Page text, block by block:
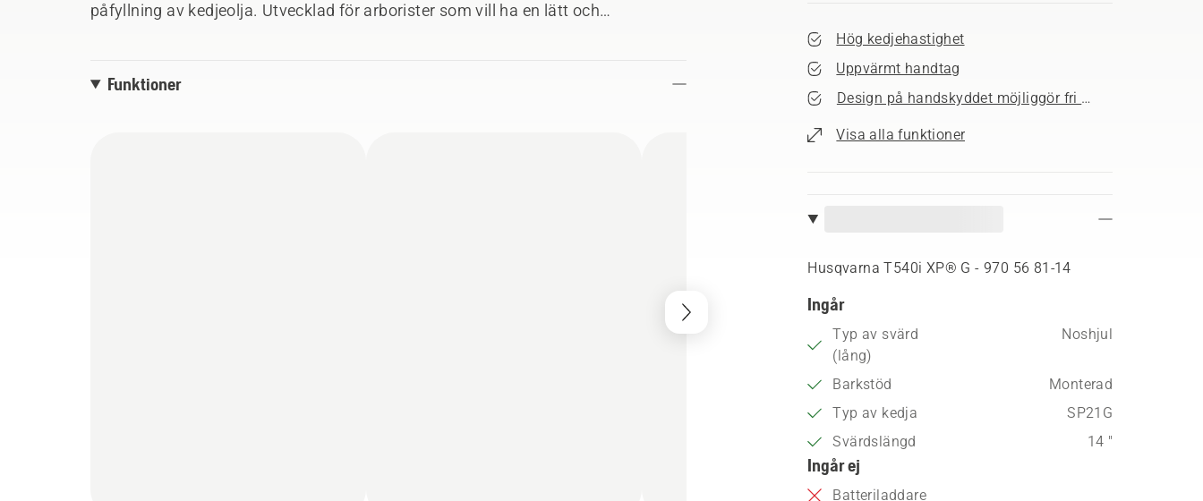
Hög kedjehastighet
Uppvärmt handtag
Design på handskyddet möjliggör fri sikt
Visa alla funktioner
Husqvarna T540i XP® G - 970 56 81‑14
Ingår
Typ av svärd
(lång)
Noshjul
Barkstöd
Monterad
Typ av kedja
SP21G
Svärdslängd
14 "
Ingår ej
Batteriladdare
påfyllning av kedjeolja. Utvecklad för arborister som vill ha en lätt och
integrerade anslutningen gör det enkelt att hålla reda på användarstatistik,
Funktioner